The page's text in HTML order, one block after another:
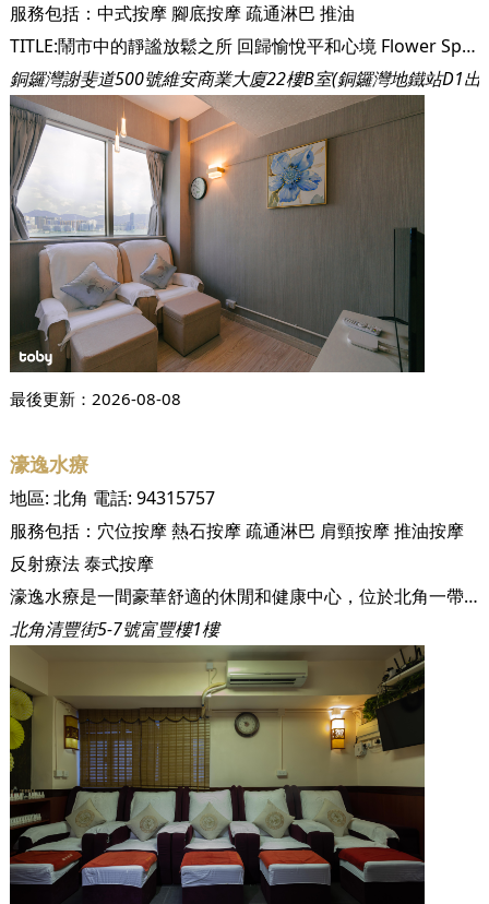
服務包括： 中式按摩 腳底按摩疏通淋巴 推油
TITLE:鬧市中的靜謐放鬆之所 回歸愉悅平和心境 Flower Spa 位於人群熙攘的銅鑼灣，卻異於繁華鬧市，提供了一個靜謐空間予忙錄的都市人。Flower Spa 店主明白香港人的忙碌，更希望Flower Spa 可成為繁忙都市人的一片喘息空間，因此店舖主打舒適休閒，裝修以暖黃色及粉藍色為主調，設計柔和溫暖，讓人踏進Flower Spa時立刻感受到一份舒適感，而店舖選址更面向湛藍海港，如此美景，即便靜靜欣賞也能自然恢復平和心情，配合Flower Spa的按摩服務則更進一步暫忘煩惱。 https://staticfiles2.hellotoby.com/gallery/2022/08/44809051.jpeg TITLE:彈性獨立房間 按顧客需求調整 Flower Spa如許多按摩店一般，擁有寧靜的按摩獨立房間，但市面大多按摩店的獨立房間只擺放床位，因此顧客進行腳部按摩一般都會於大堂進行，Flower Spa卻不但有床位獨立房，還有單獨的腳位按摩房，讓你可以更安心自在地與同行好友聊天！Flower Spa的床位按摩房則可分為單人獨立房，亦可調整為雙人獨立房，彈性滿足不同顧客的需求，而大廳的座位安排亦很彈性，假如3位同行，店主便會調整按摩椅數量，安排大家坐在一起，齊放鬆齊享樂。 https://staticfiles2.hellotoby.com/gallery/2022/08/13505378.jpeg https://staticfiles2.hellotoby.com/gallery/2022/08/63917879.jpeg TITLE:按摩年資高達二十年 為你提供有效舒服的按摩 Flower Spa的按摩師傅平均擁有10-20年按摩經驗，曾於深圳知名水療會以及本港著名美容院工作，可見其實力得到認證，配合店主親測有效的按摩精油及按摩儀器，兩者雙結合，保證有效舒緩你的身體疲勞，放鬆心情，讓你在短短數小時內得療癒之感！ https://staticfiles2.hellotoby.com/gallery/2022/08/33214455.jpeg TITLE:設身處地照料客人 力求精益求精 Flower Spa 會設身處地考慮每位顧客的服務感，若然按摩途中，顧客感到不舒服或不適應，便可以透過WhatsApp告知店主...
銅鑼灣謝斐道500號維安商業大廈22樓B室(銅鑼灣地鐵站D1出
最後更新： 2026-08-08
濠逸水療
地區: 北角 電話: 94315757
服務包括： 穴位按摩熱石按摩疏通淋巴 肩頸按摩推油按摩
反射療法泰式按摩
濠逸水療是一間豪華舒適的休閒和健康中心，位於北角一帶，方便到達。
北角清豐街5-7號富豐樓1樓